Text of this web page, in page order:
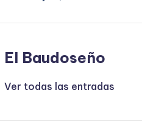
El Baudoseño
Ver todas las entradas